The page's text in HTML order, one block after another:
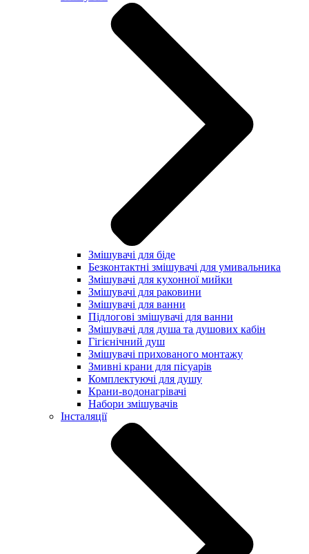
Змішувачі для біде
Безконтактні змішувачі для умивальника
Змішувачі для кухонної мийки
Змішувачі для раковини
Змішувачі для ванни
Підлогові змішувачі для ванни
Змішувачі для душа та душових кабін
Гігієнічний душ
Змішувачі прихованого монтажу
Змивні крани для пісуарів
Комплектуючі для душу
Крани-водонагрівачі
Набори змішувачів
Інсталяції